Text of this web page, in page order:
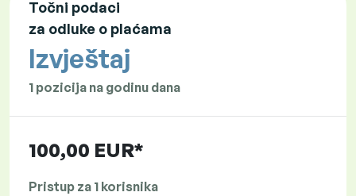
Točni podaci
za odluke o plaćama
Izvještaj
1 pozicija na godinu dana
100,00 EUR*
Pristup za 1 korisnika